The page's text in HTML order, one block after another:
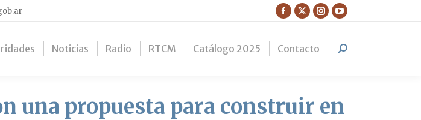
Facebook
opens
window
X
opens
window
Instagram
opens
YouTube
opens
Noticias Radio RTCM Catálogo 2025 Contacto Search:
una propuesta para construir en